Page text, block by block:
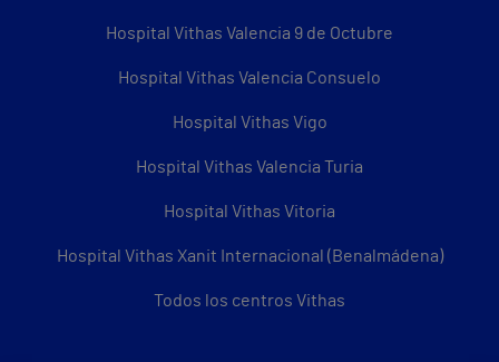
Hospital Vithas Valencia 9 de Octubre
Hospital Vithas Valencia Consuelo
Hospital Vithas Vigo
Hospital Vithas Valencia Turia
Hospital Vithas Vitoria
Hospital Vithas Xanit Internacional (Benalmádena)
Todos los centros Vithas